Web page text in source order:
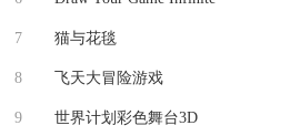
129M
7 猫与花毯
休闲益智
0M
8 飞天大冒险游戏
休闲益智
9 世界计划彩色舞台3D